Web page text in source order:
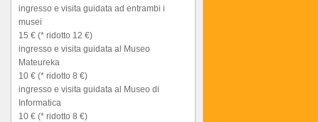
ingresso e visita guidata ad entrambi i
musei
15 € (* ridotto 12 €)
ingresso e visita guidata al Museo
Mateureka
10 € (* ridotto 8 €)
ingresso e visita guidata al Museo di
Informatica
10 € (* ridotto 8 €)